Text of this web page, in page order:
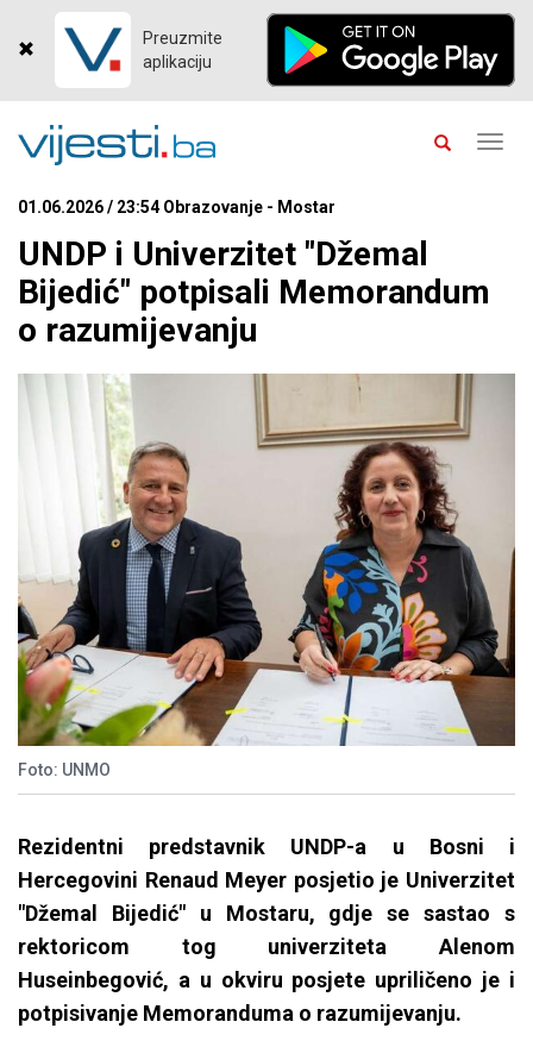
Preuzmite
aplikaciju
01.06.2026 / 23:54 Obrazovanje - Mostar
UNDP i Univerzitet "Džemal
Bijedić" potpisali Memorandum
o razumijevanju
Foto: UNMO
Rezidentni predstavnik UNDP-a u Bosni i
Hercegovini Renaud Meyer posjetio je Univerzitet
"Džemal Bijedić" u Mostaru, gdje se sastao s
rektoricom tog univerziteta Alenom
Huseinbegović, a u okviru posjete upriličeno je i
potpisivanje Memoranduma o razumijevanju.